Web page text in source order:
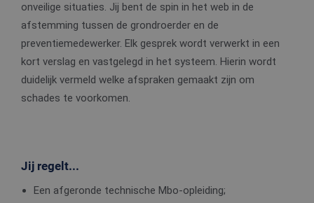
onveilige situaties. Jij bent de spin in het web in de
afstemming tussen de grondroerder en de
preventiemedewerker. Elk gesprek wordt verwerkt in een
kort verslag en vastgelegd in het systeem. Hierin wordt
duidelijk vermeld welke afspraken gemaakt zijn om
schades te voorkomen.
Jij regelt...
Een afgeronde technische Mbo-opleiding;